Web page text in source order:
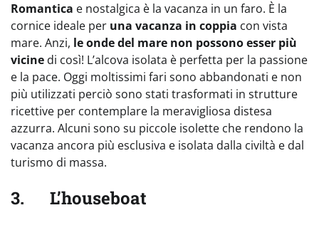
Romantica e nostalgica è la vacanza in un faro. È la
cornice ideale per una vacanza in coppia con vista
mare. Anzi, le onde del mare non possono esser più
vicine di così! L’alcova isolata è perfetta per la passione
e la pace. Oggi moltissimi fari sono abbandonati e non
più utilizzati perciò sono stati trasformati in strutture
ricettive per contemplare la meravigliosa distesa
azzurra. Alcuni sono su piccole isolette che rendono la
vacanza ancora più esclusiva e isolata dalla civiltà e dal
turismo di massa.
3. L’houseboat